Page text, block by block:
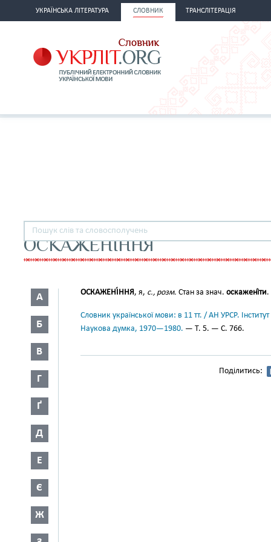
УКРАЇНСЬКА ЛІТЕРАТУРА СЛОВНИК ТРАНСЛІТЕРАЦІЯ
ОСКАЖЕНІННЯ
А
Б
В
Г
Ґ
Д
Е
Є
Ж
ОСКАЖЕНІ́ННЯ, я, с., розм. Стан за знач. оскажені́ти.
Словник української мови: в 11 тт. / АН УРСР.
Наукова думка, 1970—1980. — Т. 5. — С. 766.
Поділитись: